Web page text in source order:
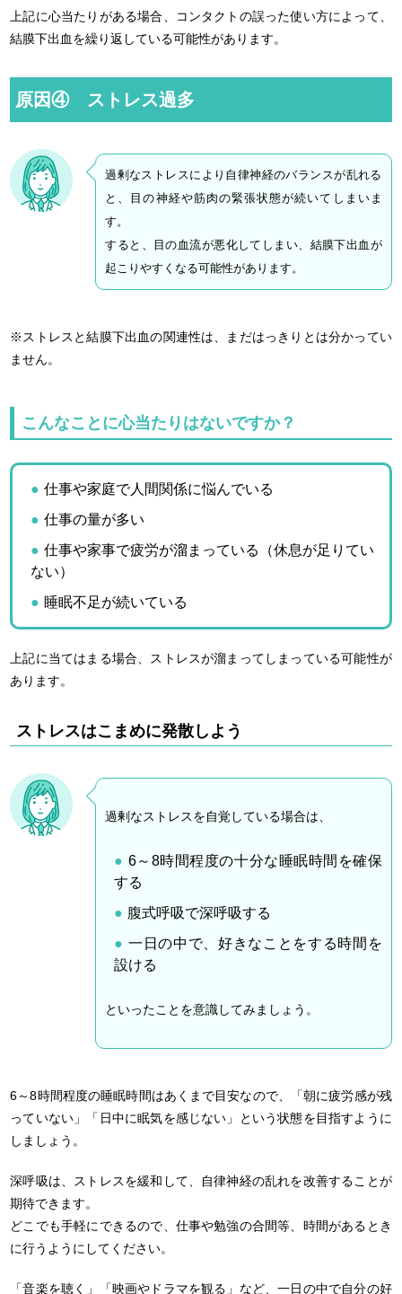
上記に心当たりがある場合、コンタクトの誤った使い方によって、
結膜下出血を繰り返している可能性があります。
原因④ ストレス過多
過剰なストレスにより自律神経のバランスが乱れる
と、目の神経や筋肉の緊張状態が続いてしまいま
す。
すると、目の血流が悪化してしまい、結膜下出血が
起こりやすくなる可能性があります。
※ストレスと結膜下出血の関連性は、まだはっきりとは分かってい
ません。
こんなことに心当たりはないですか？
仕事や家庭で人間関係に悩んでいる
仕事の量が多い
仕事や家事で疲労が溜まっている（休息が足りてい
ない）
睡眠不足が続いている
上記に当てはまる場合、ストレスが溜まってしまっている可能性が
あります。
ストレスはこまめに発散しよう
過剰なストレスを自覚している場合は、
6～8時間程度の十分な睡眠時間を確保
する
腹式呼吸で深呼吸する
一日の中で、好きなことをする時間を
設ける
といったことを意識してみましょう。
6～8時間程度の睡眠時間はあくまで目安なので、「朝に疲労感が残
っていない」「日中に眠気を感じない」という状態を目指すように
しましょう。
深呼吸は、ストレスを緩和して、自律神経の乱れを改善することが
期待できます。
どこでも手軽にできるので、仕事や勉強の合間等、時間があるとき
に行うようにしてください。
「音楽を聴く」「映画やドラマを観る」など、一日の中で自分の好